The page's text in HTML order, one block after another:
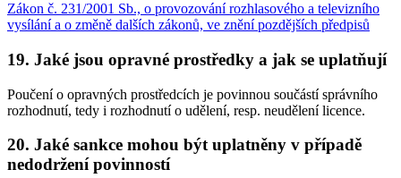
Zákon č. 231/2001 Sb., o provozování rozhlasového a televizního
vysílání a o změně dalších zákonů, ve znění pozdějších předpisů
19. Jaké jsou opravné prostředky a jak se uplatňují
Poučení o opravných prostředcích je povinnou součástí správního
rozhodnutí, tedy i rozhodnutí o udělení, resp. neudělení licence.
20. Jaké sankce mohou být uplatněny v případě
nedodržení povinností